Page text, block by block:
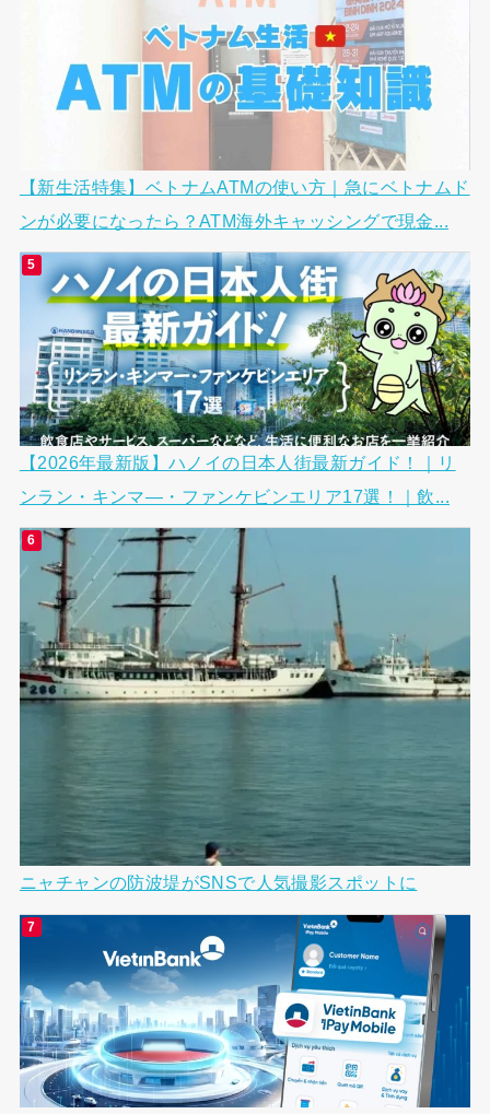
【新生活特集】ベトナムATMの使い方｜急にベトナムド
ンが必要になったら？ATM海外キャッシングで現金...
【2026年最新版】ハノイの日本人街最新ガイド！｜リ
ンラン・キンマ―・ファンケビンエリア17選！｜飲...
ニャチャンの防波堤がSNSで人気撮影スポットに